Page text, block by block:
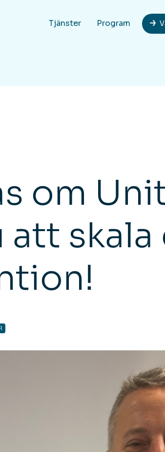
Tjänster Program
om
att